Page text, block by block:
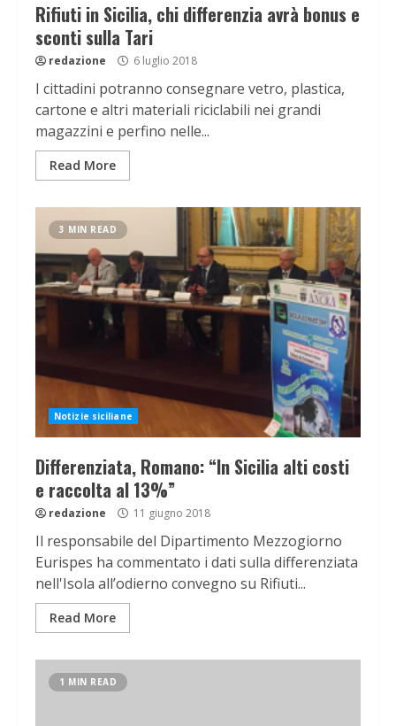
Rifiuti in Sicilia, chi differenzia avrà bonus e
sconti sulla Tari
redazione 6 luglio 2018
I cittadini potranno consegnare vetro, plastica,
cartone e altri materiali riciclabili nei grandi
magazzini e perfino nelle...
Read More
3 MIN READ
Notizie siciliane
Differenziata, Romano: “In Sicilia alti costi
e raccolta al 13%”
redazione 11 giugno 2018
Il responsabile del Dipartimento Mezzogiorno
Eurispes ha commentato i dati sulla differenziata
nell'Isola all’odierno convegno su Rifiuti...
Read More
1 MIN READ